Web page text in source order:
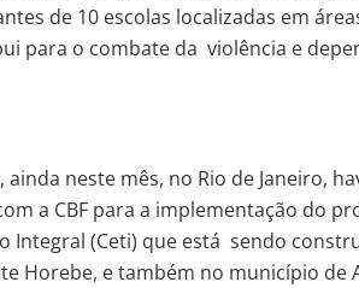
de 10 escolas localizadas em
para o combate da violência e
ainda neste mês, no Rio de Janeiro,
a CBF para a implementação do
Integral (Ceti) que está sendo
Horebe, e também no município de